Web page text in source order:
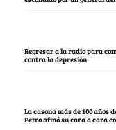
Regresar a la radio para
contra la depresión
La casona más de 100 años
Petro afinó su cara a cara